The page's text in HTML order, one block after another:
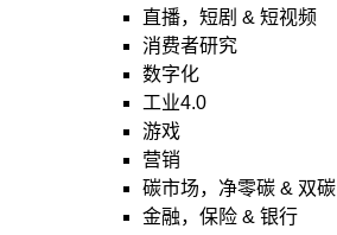
直播，短剧 & 短视频
消费者研究
数字化
工业4.0
游戏
营销
碳市场，净零碳 & 双碳
金融，保险 & 银行